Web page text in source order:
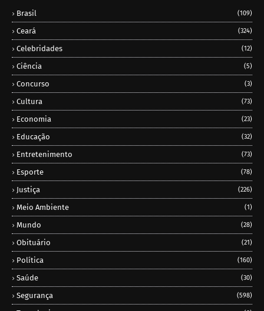
Brasil (109)
Ceará (324)
Celebridades (12)
Ciência (5)
Concurso (3)
Cultura (73)
Economia (23)
Educação (32)
Entretenimento (73)
Esporte (78)
Justiça (226)
Meio Ambiente (1)
Mundo (28)
Obituário (21)
Política (160)
Saúde (30)
Segurança (598)